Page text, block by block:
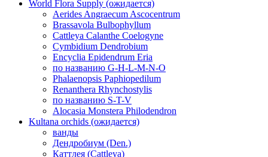
World Flora Supply (ожидается)
Aerides Angraecum Ascocentrum
Brassavola Bulbophyllum
Cattleya Calanthe Coelogyne
Cymbidium Dendrobium
Encyclia Epidendrum Eria
по названию G-H-L-M-N-O
Phalaenopsis Paphiopedilum
Renanthera Rhynchostylis
по названию S-T-V
Alocasia Monstera Philodendron
Kultana orchids (ожидается)
ванды
Дендробиум (Den.)
Каттлея (Cattleya)